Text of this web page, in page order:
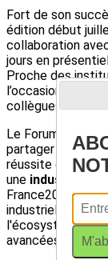
Fort de son
édition début
collaboration
jours en
Proche des
l’occasion
collègues
Le Forum
partager et
réussite du
une industrie
France2030 et
industrielle en
l'écosystème
avancées dans le